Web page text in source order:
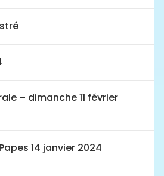
– dimanche 11 février
14 janvier 2024